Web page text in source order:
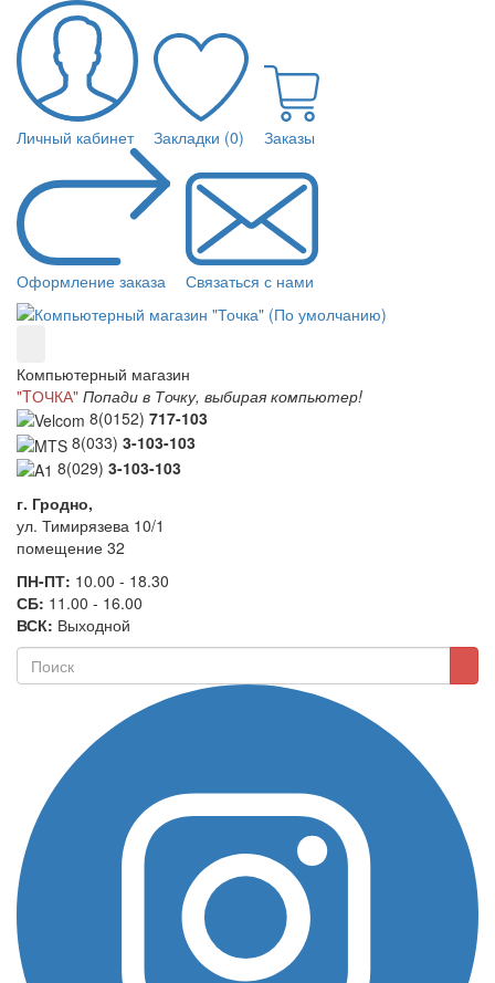
Личный кабинет Закладки (0) Заказы
Оформление заказа Связаться с нами
Компьютерный магазин
"TОЧКА" Попади в Точку, выбирая компьютер!
8(0152) 717-103
8(033) 3-103-103
8(029) 3-103-103
г. Гродно,
ул. Тимирязева 10/1
помещение 32
ПН-ПТ: 10.00 - 18.30
СБ: 11.00 - 16.00
ВСК: Выходной